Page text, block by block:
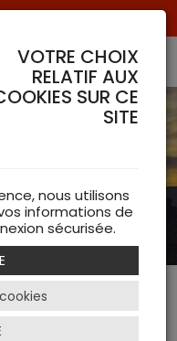
Retour ou
échange
VOTRE CHOIX
RELATIF AUX
SUR CE
SITE
nous utilisons
informations de
sécurisée.